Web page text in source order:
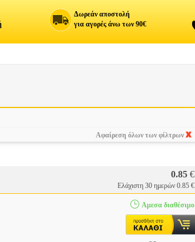
Δωρεάν αποστολή
για αγορές άνω των 90€
Αφαίρεση όλων των φίλτρων
0.85 €
Ελάχιστη 30 ημερών 0.85 €
Αμεσα διαθέσιμο